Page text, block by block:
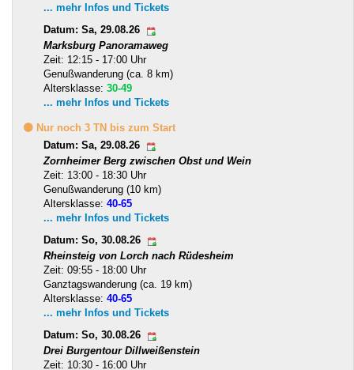
... mehr Infos und Tickets
Datum: Sa, 29.08.26
Marksburg Panoramaweg
Zeit: 12:15 - 17:00 Uhr
Genußwanderung (ca. 8 km)
Altersklasse: 30-49
... mehr Infos und Tickets
🟡 Nur noch 3 TN bis zum Start
Datum: Sa, 29.08.26
Zornheimer Berg zwischen Obst und Wein
Zeit: 13:00 - 18:30 Uhr
Genußwanderung (10 km)
Altersklasse: 40-65
... mehr Infos und Tickets
Datum: So, 30.08.26
Rheinsteig von Lorch nach Rüdesheim
Zeit: 09:55 - 18:00 Uhr
Ganztagswanderung (ca. 19 km)
Altersklasse: 40-65
... mehr Infos und Tickets
Datum: So, 30.08.26
Drei Burgentour Dillweißenstein
Zeit: 10:30 - 16:00 Uhr